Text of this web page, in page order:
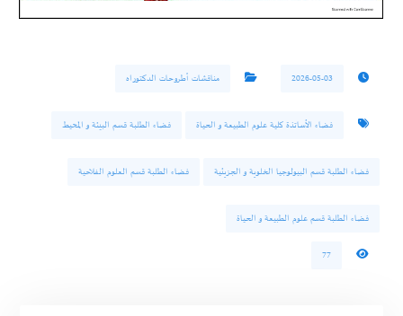
2026-05-03 مناقشات أطروحات الدكتوراه
فضاء الأساتذة كلية علوم الطبيعة و الحياة فضاء الطلبة قسم البيئة و المحيط
فضاء الطلبة قسم البيولوجيا الخلوية و الجزيئية فضاء الطلبة قسم العلوم الفلاحية
فضاء الطلبة قسم علوم الطبيعة و الحياة
77